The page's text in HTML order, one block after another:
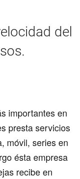
del
importantes en
presta servicios
móvil, series en
ésta empresa
recibe en